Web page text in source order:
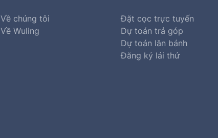
Về chúng tôi
Về Wuling
Đặt cọc trực tuyến
Dự toán trả góp
Dự toán lăn bánh
Đăng ký lái thử